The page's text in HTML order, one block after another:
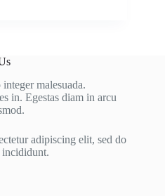
malesuada.
in. Egestas diam in arcu
adipiscing elit, sed do
incididunt.